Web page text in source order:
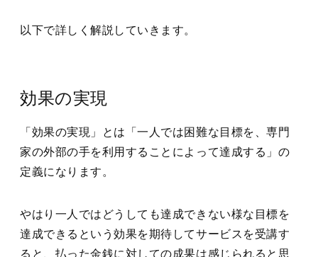
以下で詳しく解説していきます。
効果の実現
「効果の実現」とは「一人では困難な目標を、専門
家の外部の手を利用することによって達成する」の
定義になります。
やはり一人ではどうしても達成できない様な目標を
達成できるという効果を期待してサービスを受講す
ると、払った金銭に対しての成果は感じられると思